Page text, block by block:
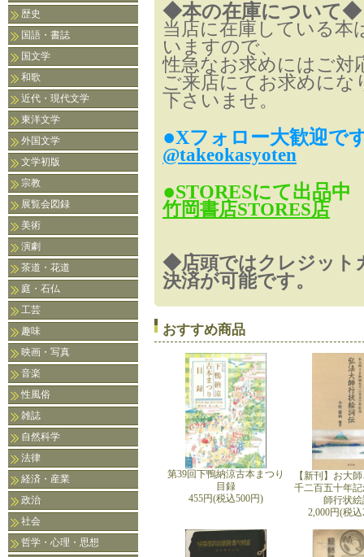
歴史
国語・書誌
国文学
和歌
近代・現代文学
東洋文学
外国文学
文学初版
宗教
展覧会図録
美術
演劇
茶道・花道
庭・石仏
工芸
趣味
映画・写真
音楽
性風俗
雑誌
自然科学
法律
経済・産業
政治
社会
哲学・心理・思想
◆本の在庫について◆
当店に在庫している本
いますので、
性急なお求めにはご対
ご来店にてお求めにな
下さいませ。
●Xフォロー大歓迎で
@takeokasyoten
●STORESにて出品中
竹岡書店STORES店
◆店頭ではクレジット
決済が可能です。
おすすめ商品
第39回下鴨納涼古本まつり
目録
455円(税込500円)
【新刊】お大
千二百五十年
師行状
2,000円(税